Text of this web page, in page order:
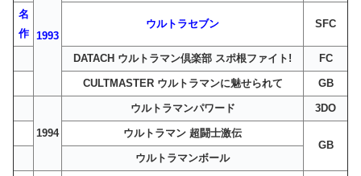
1993
名
作
ウルトラセブン SFC
DATACH ウルトラマン倶楽部 スポ根ファイト! FC
CULTMASTER ウルトラマンに魅せられて GB
1994
ウルトラマンパワード 3DO
ウルトラマン 超闘士激伝
GB
ウルトラマンボール